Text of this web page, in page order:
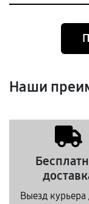
Наши
Выезд курьера